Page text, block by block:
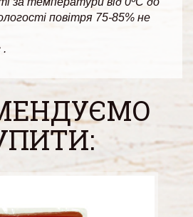
повітря 75-85% не
.